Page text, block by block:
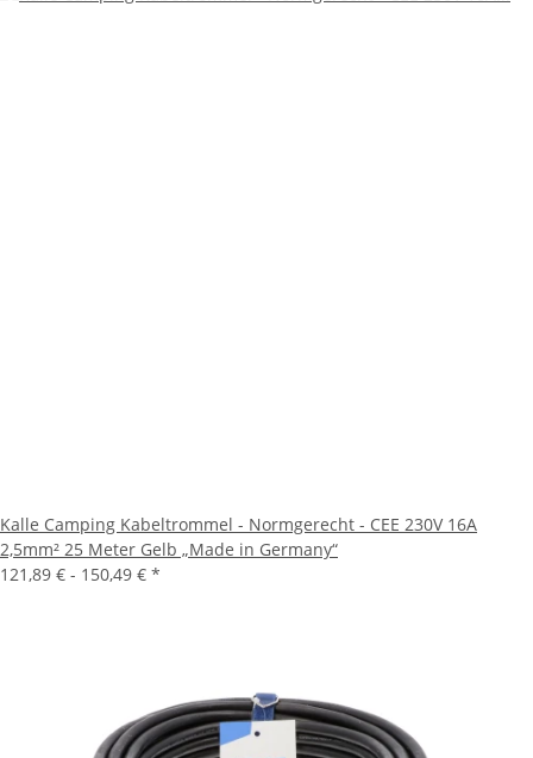
Kalle Camping Kabeltrommel - Normgerecht - CEE 230V 16A
2,5mm² 25 Meter Gelb „Made in Germany“
121,89 € - 150,49 € *